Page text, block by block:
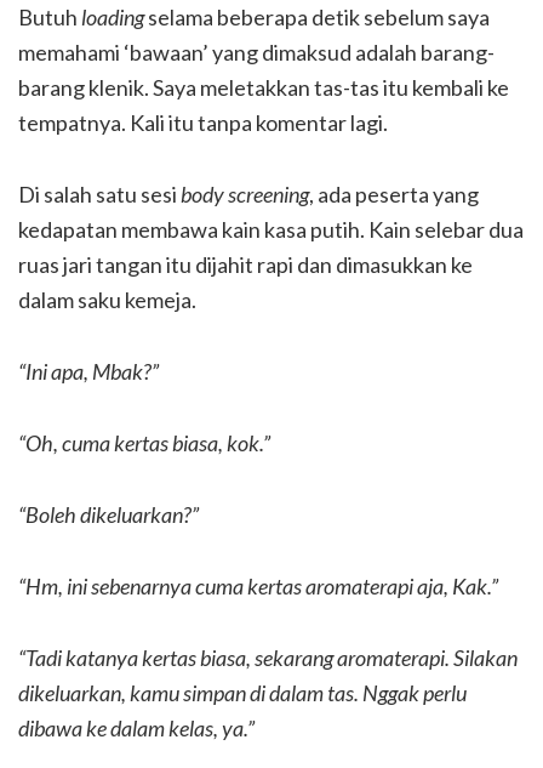
Butuh loadingselama beberapa detik sebelum saya
memahami ‘bawaan’ yang dimaksud adalah barang-
barang klenik. Saya meletakkan tas-tas itu kembali ke
tempatnya. Kali itu tanpa komentar lagi.
Di salah satu sesi body screening, ada peserta yang
kedapatan membawa kain kasa putih. Kain selebar dua
ruas jari tangan itu dijahit rapi dan dimasukkan ke
dalam saku kemeja.
“Ini apa, Mbak?”
“Oh, cuma kertas biasa, kok.”
“Boleh dikeluarkan?”
“Hm, ini sebenarnya cuma kertas aromaterapi aja, Kak.”
“Tadi katanya kertas biasa, sekarang aromaterapi. Silakan
dikeluarkan, kamu simpan di dalam tas. Nggak perlu
dibawa ke dalam kelas, ya.”